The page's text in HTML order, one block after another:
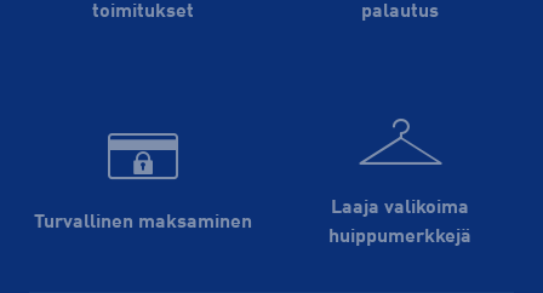
toimitukset
palautus
Turvallinen maksaminen
Laaja valikoima
huippu­merkkejä